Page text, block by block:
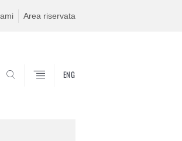
Area riservata
ENG